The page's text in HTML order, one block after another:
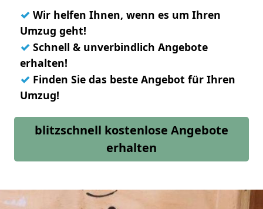
✓ Wir helfen Ihnen, wenn es um Ihren
Umzug geht!
✓ Schnell & unverbindlich Angebote
erhalten!
✓ Finden Sie das beste Angebot für Ihren
Umzug!
blitzschnell kostenlose Angebote
erhalten